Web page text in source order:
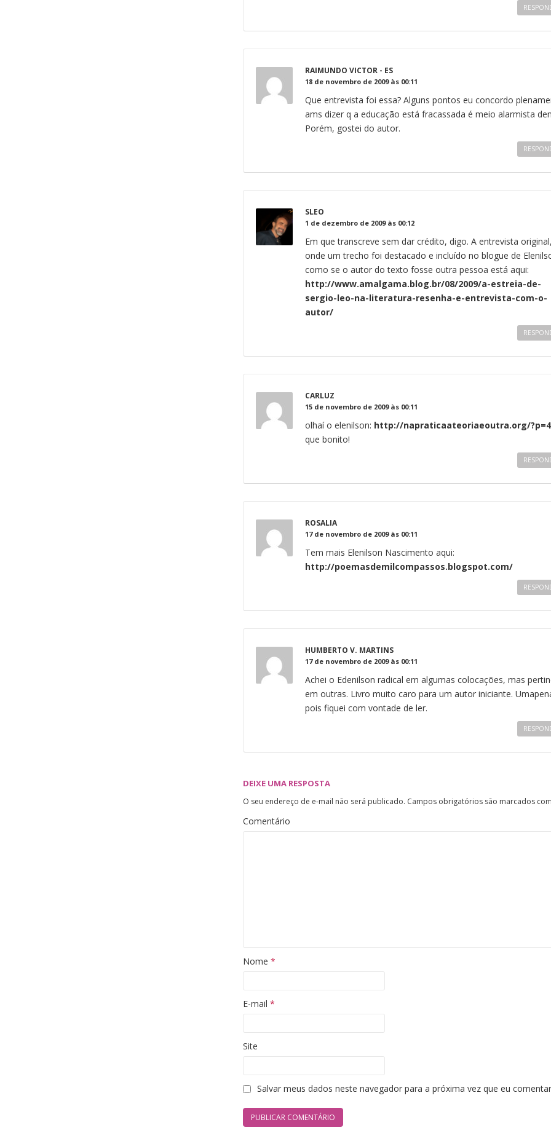
RAIMUNDO VICTOR - ES
18 de novembro de 2009 às 00:11
Que entrevista foi essa? Alguns pontos eu concordo
ams dizer q a educação está fracassada é meio alarmista
Porém, gostei do autor.
SLEO
1 de dezembro de 2009 às 00:12
Em que transcreve sem dar crédito, digo. A entrevista
onde um trecho foi destacado e incluído no blogue de
como se o autor do texto fosse outra pessoa está aqui:
http://www.amalgama.blog.br/08/2009/a-estreia-de-
sergio-leo-na-literatura-resenha-e-entrevista-com-o-
autor/
CARLUZ
15 de novembro de 2009 às 00:11
olhaí o elenilson: http://napraticaateoriaeoutra.org/
que bonito!
ROSALIA
17 de novembro de 2009 às 00:11
Tem mais Elenilson Nascimento aqui:
http://poemasdemilcompassos.blogspot.com/
HUMBERTO V. MARTINS
17 de novembro de 2009 às 00:11
Achei o Edenilson radical em algumas colocações, mas
em outras. Livro muito caro para um autor iniciante.
pois fiquei com vontade de ler.
DEIXE UMA RESPOSTA
O seu endereço de e-mail não será publicado. Campos obrigatórios são marcados com
Comentário
Nome *
E-mail *
Site
Salvar meus dados neste navegador para a próxima vez que eu